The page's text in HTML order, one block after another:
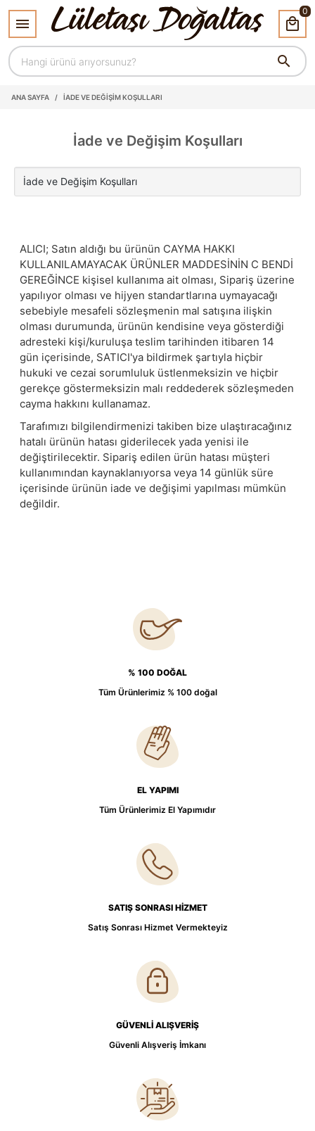
0
ANA SAYFA / İADE VE DEĞIŞIM KOŞULLARI
İade ve Değişim Koşulları
ALICI; Satın aldığı bu ürünün CAYMA HAKKI
KULLANILAMAYACAK ÜRÜNLER MADDESİNİN C BENDİ
GEREĞİNCE kişisel kullanıma ait olması, Sipariş üzerine
yapılıyor olması ve hijyen standartlarına uymayacağı
sebebiyle mesafeli sözleşmenin mal satışına ilişkin
olması durumunda, ürünün kendisine veya gösterdiği
adresteki kişi/kuruluşa teslim tarihinden itibaren 14
gün içerisinde, SATICI'ya bildirmek şartıyla hiçbir
hukuki ve cezai sorumluluk üstlenmeksizin ve hiçbir
gerekçe göstermeksizin malı reddederek sözleşmeden
cayma hakkını kullanamaz.
Tarafımızı bilgilendirmenizi takiben bize ulaştıracağınız
hatalı ürünün hatası giderilecek yada yenisi ile
değiştirilecektir. Sipariş edilen ürün hatası müşteri
kullanımından kaynaklanıyorsa veya 14 günlük süre
içerisinde ürünün iade ve değişimi yapılması mümkün
değildir.
% 100 DOĞAL
Tüm Ürünlerimiz % 100 doğal
EL YAPIMI
Tüm Ürünlerimiz El Yapımıdır
SATIŞ SONRASI HİZMET
Satış Sonrası Hizmet Vermekteyiz
GÜVENLİ ALIŞVERİŞ
Güvenli Alışveriş İmkanı